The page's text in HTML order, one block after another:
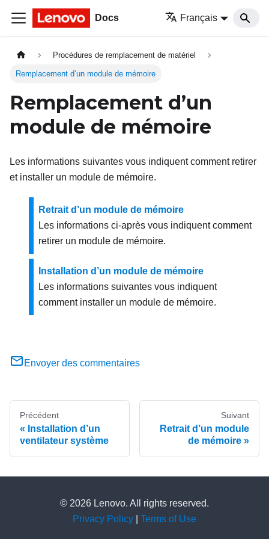
Docs Français
Procédures de remplacement de matériel
Remplacement d’un module de mémoire
Remplacement d’un
module de mémoire
Les informations suivantes vous indiquent comment retirer
et installer un module de mémoire.
Retrait d’un module de mémoire
Les informations ci-après vous indiquent comment
retirer un module de mémoire.
Installation d’un module de mémoire
Les informations suivantes vous indiquent
comment installer un module de mémoire.
Envoyer des commentaires
Précédent
Installation d’un
ventilateur système
Suivant
Retrait d’un module
de mémoire
© 2026 Lenovo. All rights reserved.
Privacy Policy
Terms of Use